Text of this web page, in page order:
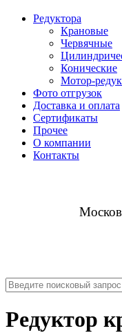
Редуктора
Крановые
Червячные
Конические
Мотор-
Фото отгрузок
Доставка и оплата
Сертификаты
Прочее
О компании
Контакты
Редуктор